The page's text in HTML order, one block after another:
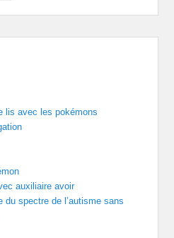
lis avec les pokémons
auxiliaire avoir
du spectre de l’autisme sans